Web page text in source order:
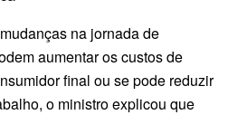
na jornada de
aumentar os custos de
final ou se pode reduzir
o ministro explicou que